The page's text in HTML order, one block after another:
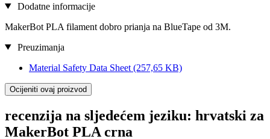
Dodatne informacije
MakerBot PLA filament dobro prianja na BlueTape od 3M.
Preuzimanja
Material Safety Data Sheet (257,65 KB)
Ocijeniti ovaj proizvod
recenzija na sljedećem jeziku: hrvatski za
MakerBot PLA crna